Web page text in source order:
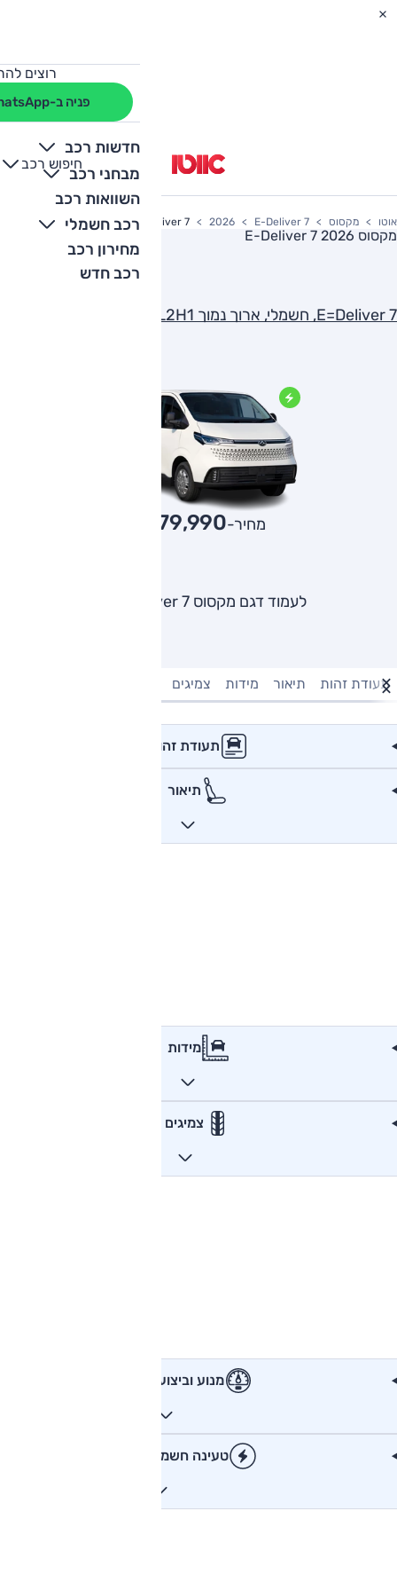
רוצים
פניה ב-WhatsApp
חדשות רכב
מבחני רכב
השוואות רכב
רכב חשמלי
מחירון רכב
רכב חדש
חיפוש רכב
+
-
אוטו מקסוס E-Deliver 7
2026 E=Deliver 7, חשמלי, ארוך נמוך L2H1 (יבוא אוטו חן)
מקסוס E-Deliver 7 2026
E=Deliver 7, חשמלי, ארוך נמוך L2H1 (יבוא אוטו חן)
מחיר-₪279,990
לעמוד דגם מקסוס E-Deliver 7
תעודת זהות תיאור מידות צמיגים
תעודת זהות
תיאור
מידות
צמיגים
מנוע וביצועים
טעינה חשמלית